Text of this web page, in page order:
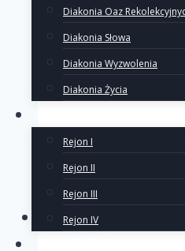
Diakonia Oaz
Diakonia Słowa
Diakonia Wyzwolenia
Diakonia Życia
Rejon I
Rejon II
Rejon III
Rejon IV